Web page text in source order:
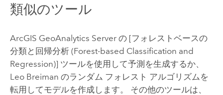
類似のツール
ArcGIS GeoAnalytics Serverの [フォレストベースの
分類と回帰分析 (Forest-based Classification and
Regression)] ツールを使用して予測を生成するか、
Leo Breiman のランダム フォレスト アルゴリズムを
転用してモデルを作成します。 その他のツールは、